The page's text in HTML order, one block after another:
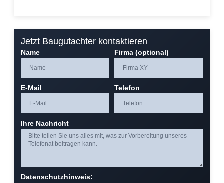
Jetzt Baugutachter kontaktieren
Name Firma (optional)
E-Mail Telefon
Ihre Nachricht
Datenschutzhinweis: